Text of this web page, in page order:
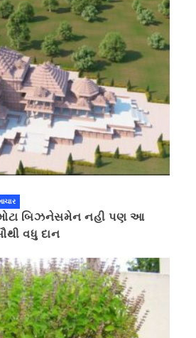
મોટા બિઝનેસમેન નહી પણ આ
વધુ દાન